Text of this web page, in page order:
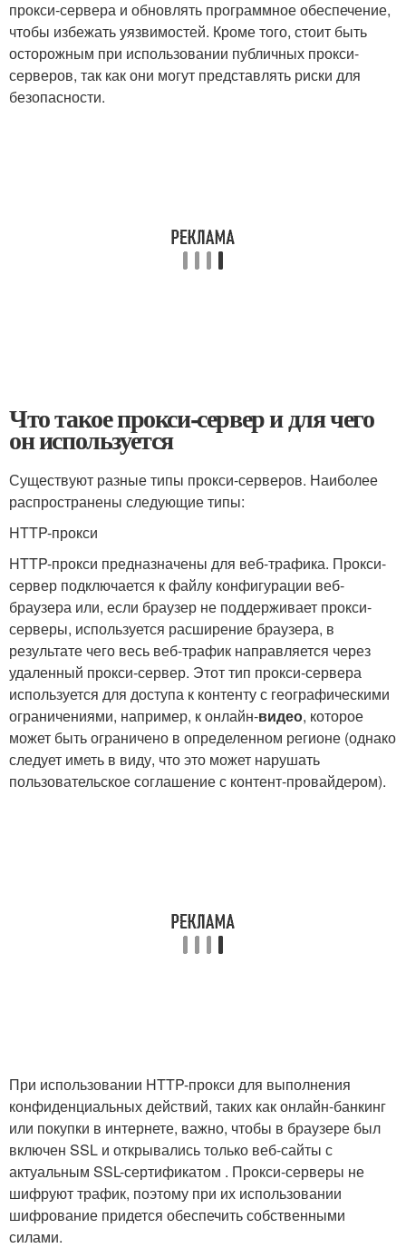
прокси-сервера и обновлять программное обеспечение,
чтобы избежать уязвимостей. Кроме того, стоит быть
осторожным при использовании публичных прокси-
серверов, так как они могут представлять риски для
безопасности.
Что такое прокси-сервер и для чего
он используется
Существуют разные типы прокси-серверов. Наиболее
распространены следующие типы:
HTTP-прокси
HTTP-прокси предназначены для веб-трафика. Прокси-
сервер подключается к файлу конфигурации веб-
браузера или, если браузер не поддерживает прокси-
серверы, используется расширение браузера, в
результате чего весь веб-трафик направляется через
удаленный прокси-сервер. Этот тип прокси-сервера
используется для доступа к контенту с географическими
ограничениями, например, к онлайн-видео, которое
может быть ограничено в определенном регионе (однако
следует иметь в виду, что это может нарушать
пользовательское соглашение с контент-провайдером).
При использовании HTTP-прокси для выполнения
конфиденциальных действий, таких как онлайн-банкинг
или покупки в интернете, важно, чтобы в браузере был
включен SSL и открывались только веб-сайты с
актуальным SSL-сертификатом . Прокси-серверы не
шифруют трафик, поэтому при их использовании
шифрование придется обеспечить собственными
силами.